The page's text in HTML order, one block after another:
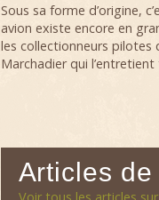
Sous sa forme d’origine,
avion existe encore en
les collectionneurs pilotes
Marchadier qui
Articles
Voir tous les articles